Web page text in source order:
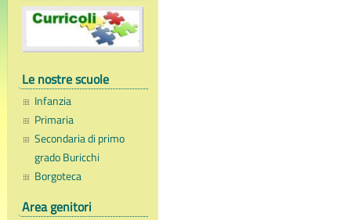
Le nostre scuole
Infanzia
Primaria
Secondaria di primo
grado Buricchi
Borgoteca
Area genitori